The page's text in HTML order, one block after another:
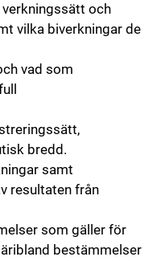
och
vilka biverkningar de
vad som
bredd.
samt
resultaten från
som gäller för
bestämmelser